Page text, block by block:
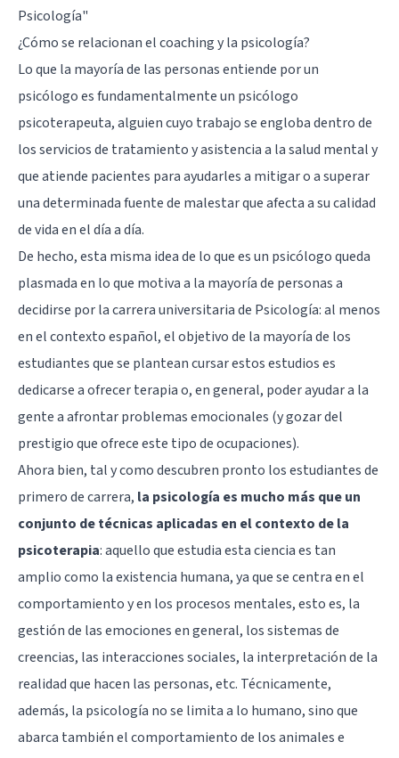
Psicología"
¿Cómo se relacionan el coaching y la psicología?
Lo que la mayoría de las personas entiende por un
psicólogo es fundamentalmente un psicólogo
psicoterapeuta, alguien cuyo trabajo se engloba dentro de
los servicios de tratamiento y asistencia a la salud mental y
que atiende pacientes para ayudarles a mitigar o a superar
una determinada fuente de malestar que afecta a su calidad
de vida en el día a día.
De hecho, esta misma idea de lo que es un psicólogo queda
plasmada en lo que motiva a la mayoría de personas a
decidirse por la carrera universitaria de Psicología: al menos
en el contexto español, el objetivo de la mayoría de los
estudiantes que se plantean cursar estos estudios es
dedicarse a ofrecer terapia o, en general, poder ayudar a la
gente a afrontar problemas emocionales (y gozar del
prestigio que ofrece este tipo de ocupaciones).
Ahora bien, tal y como descubren pronto los estudiantes de
primero de carrera, la psicología es mucho más que un
conjunto de técnicas aplicadas en el contexto de la
psicoterapia: aquello que estudia esta ciencia es tan
amplio como la existencia humana, ya que se centra en el
comportamiento y en los procesos mentales, esto es, la
gestión de las emociones en general, los sistemas de
creencias, las interacciones sociales, la interpretación de la
realidad que hacen las personas, etc. Técnicamente,
además, la psicología no se limita a lo humano, sino que
abarca también el comportamiento de los animales e